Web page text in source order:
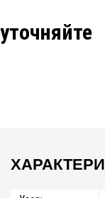
уточняйте